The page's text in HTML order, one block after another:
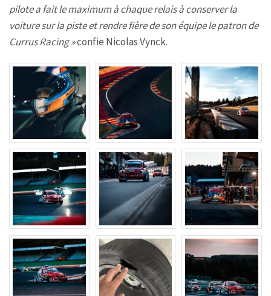
pilote a fait le maximum à chaque relais à conserver la
voiture sur la piste et rendre fière de son équipe le patron de
Currus Racing »confie Nicolas Vynck.